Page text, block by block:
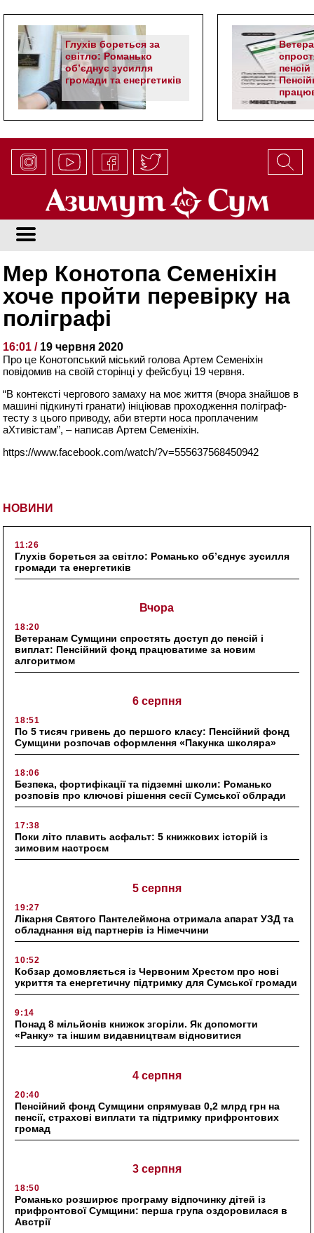
Глухів бореться за
світло: Романько
об’єднує зусилля
громади та енергетиків
НОВИНИ
11:26
Глухів бореться за світло: Романько об’єднує зусилля
громади та енергетиків
Вчора
18:20
Ветеранам Сумщини спростять доступ до пенсій і
виплат: Пенсійний фонд працюватиме за новим
алгоритмом
6 серпня
18:51
По 5 тисяч гривень до першого класу: Пенсійний фонд
Сумщини розпочав оформлення «Пакунка школяра»
18:06
Безпека, фортифікації та підземні школи: Романько
розповів про ключові рішення сесії Сумської облради
17:38
Поки літо плавить асфальт: 5 книжкових історій із
зимовим настроєм
5 серпня
19:27
Лікарня Святого Пантелеймона отримала апарат УЗД та
обладнання від партнерів із Німеччини
10:52
Кобзар домовляється із Червоним Хрестом про нові
укриття та енергетичну підтримку для Сумської громади
9:14
Понад 8 мільйонів книжок згоріли. Як допомогти
«Ранку» та іншим видавництвам відновитися
4 серпня
20:40
Пенсійний фонд Сумщини спрямував 0,2 млрд грн на
пенсії, страхові виплати та підтримку прифронтових
громад
3 серпня
18:50
Романько розширює програму відпочинку дітей із
прифронтової Сумщини: перша група оздоровилася в
Австрії
Мер Конотопа Семеніхін
хоче пройти перевірку на
поліграфі
16:01 / 19 червня 2020
Про це Конотопський міський голова Артем Семеніхін
повідомив на своїй сторінці у фейсбуці 19 червня.
“В контексті чергового замаху на моє життя (вчора знайшов в
машині підкинуті гранати) ініціював проходження поліграф-
тесту з цього приводу, аби втерти носа проплаченим
аХтивістам”, – написав Артем Семеніхін.
https://www.facebook.com/watch/?v=555637568450942